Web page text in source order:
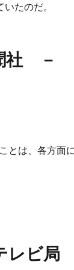
たのだ。
聞社 －
とは、各方面
レビ